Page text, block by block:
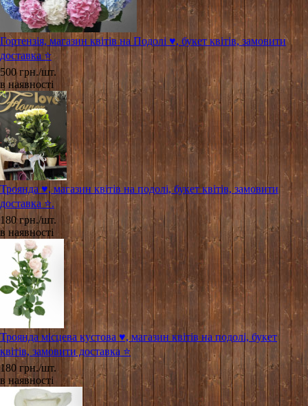
Гортензія, магазин квітів на Подолі ♥️, букет квітів, замовити
доставка ⭐
500 грн./шт.
в наявності
Троянда ♥️, магазин квітів на подолі, букет квітів, замовити
доставка ⭐.
180 грн./шт.
в наявності
Троянда місцева кустова ♥️, магазин квітів на подолі, букет
квітів, замовити доставка ⭐
180 грн./шт.
в наявності